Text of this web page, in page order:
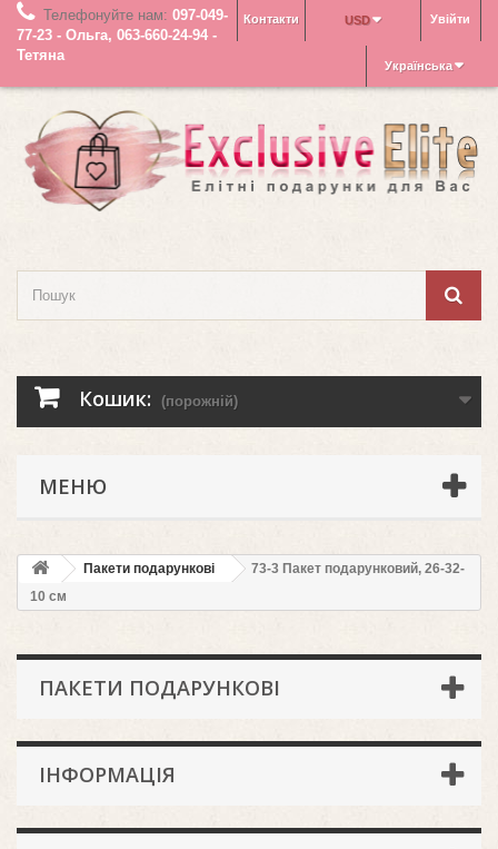
Увійти
USD
Контакти
Телефонуйте нам: 097-049-
77-23 - Ольга, 063-660-24-94 -
Тетяна
Українська
Кошик: (порожній)
МЕНЮ
Пакети подарункові
73-3 Пакет подарунковий, 26-32-
10 см
ПАКЕТИ ПОДАРУНКОВІ
ІНФОРМАЦІЯ